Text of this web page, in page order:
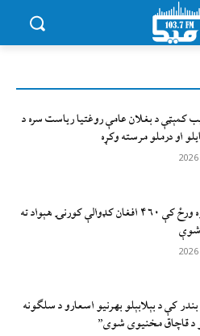
کمېټې د بغلان عامې روغتیا ریاست سره د
او درملو مرسته وکړه
يوازې یوه ورځ کې ۴۶۰ افغان کډوالې کورنۍ هېواد ته
کې د بېلابېلو بهرنیو اسعارو د سلګونه
د قاچاق مخنیوی شوی”